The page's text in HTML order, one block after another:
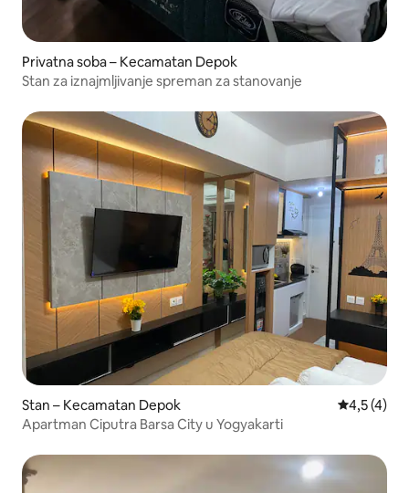
Privatna soba – Kecamatan Depok
Stan za iznajmljivanje spreman za stanovanje
Stan – Kecamatan Depok Prosječna
4,5 (4)
Apartman Ciputra Barsa City u Yogyakarti